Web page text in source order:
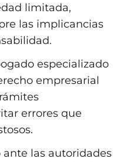
limitada,
las implicancias
especializado
empresarial
errores que
las autoridades